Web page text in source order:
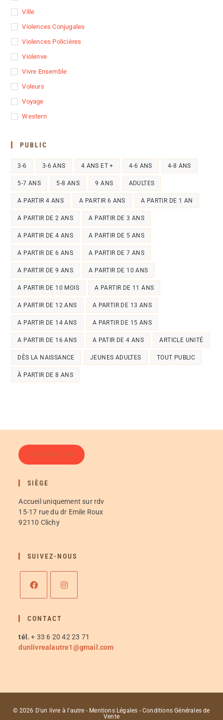
Ville
Violences Conjugales
Violences Policières
Violenve
Vivre Ensemble
Voleurs
Voyage
Western
PUBLIC
3-6 3-6 ANS 4 ANS ET + 4-6 ANS 4-8 ANS
5-7 ANS 5-8 ANS 9 ANS ADULTES
A PARTIR 4 ANS A PARTIR 6 ANS A PARTIR DE 1 AN
A PARTIR DE 2 ANS A PARTIR DE 3 ANS
A PARTIR DE 4 ANS A PARTIR DE 5 ANS
A PARTIR DE 6 ANS A PARTIR DE 7 ANS
A PARTIR DE 9 ANS A PARTIR DE 10 ANS
A PARTIR DE 10 MOIS A PARTIR DE 11 ANS
A PARTIR DE 12 ANS A PARTIR DE 13 ANS
A PARTIR DE 14 ANS A PARTIR DE 15 ANS
A PARTIR DE 16 ANS A PATIR DE 4 ANS ARTICLE UNITÉ
DÈS LA NAISSANCE JEUNES ADULTES TOUT PUBLIC
À PARTIR DE 8 ANS
FAIRE UN DON
SIÈGE
Accueil uniquement sur rdv
15-17 rue du dr Emile Roux
92110 Clichy
SUIVEZ-NOUS
CONTACT
tél. + 33 6 20 42 23 71
dunlivrealautre1@gmail.com
© 2026 D'un livre à l'autre - Mentions Légales -Conditions Générales de
Vente